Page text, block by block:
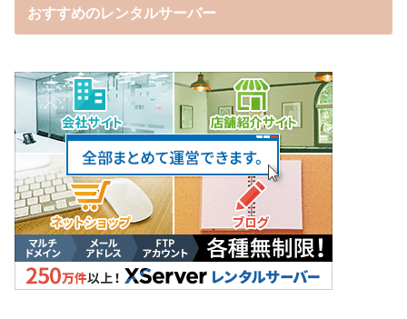
おすすめのレンタルサーバー